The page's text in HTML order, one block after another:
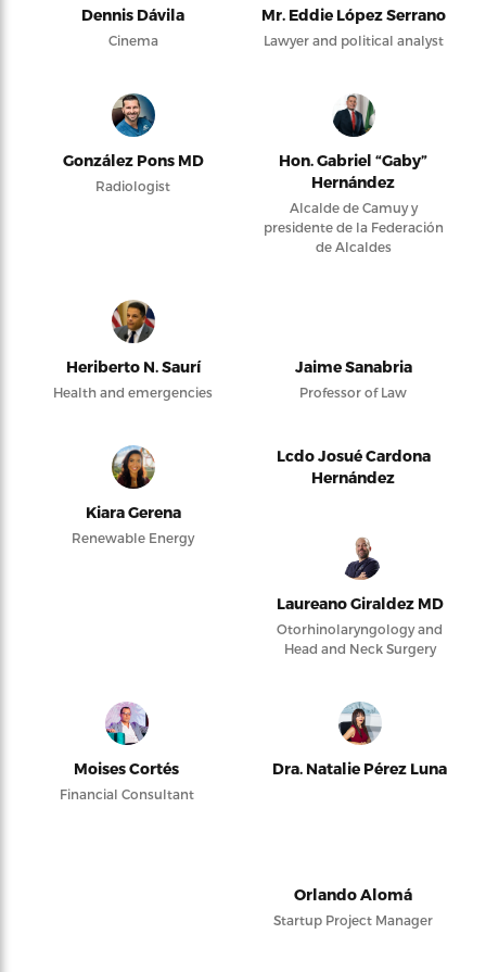
Dennis Dávila
Cinema
Mr. Eddie López Serrano
Lawyer and political analyst
González Pons MD
Radiologist
Hon. Gabriel “Gaby”
Hernández
Alcalde de Camuy y
presidente de la Federación
de Alcaldes
Heriberto N. Saurí
Health and emergencies
Jaime Sanabria
Professor of Law
Kiara Gerena
Renewable Energy
Lcdo Josué Cardona
Hernández
Laureano Giraldez MD
Otorhinolaryngology and
Head and Neck Surgery
Moises Cortés
Financial Consultant
Dra. Natalie Pérez Luna
Orlando Alomá
Startup Project Manager